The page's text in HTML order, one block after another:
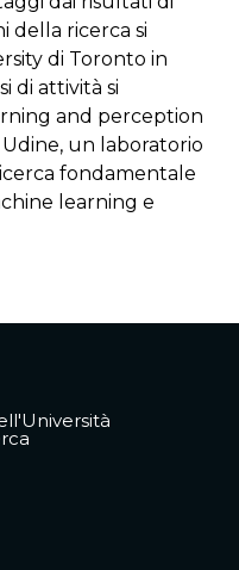
della ricerca si
di Toronto in
di attività si
and perception
Udine, un laboratorio
fondamentale
learning e